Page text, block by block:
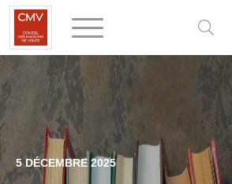
5 DÉCEMBRE 2025
Panneau de gestion des cookies